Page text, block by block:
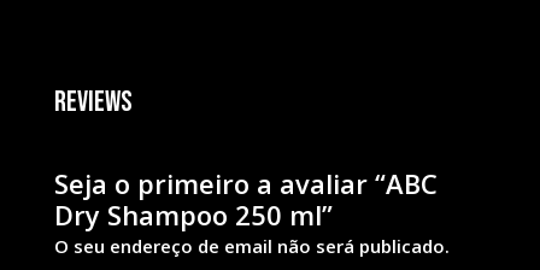
Reviews
Seja o primeiro a avaliar “ABC
Dry Shampoo 250 ml”
O seu endereço de email não será publicado.